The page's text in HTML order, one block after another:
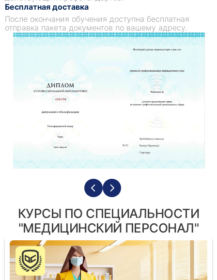
Бесплатная доставка
После окончания обучения доступна бесплатная
отправка пакета документов по вашему адресу.
КУРСЫ ПО СПЕЦИАЛЬНОСТИ
"МЕДИЦИНСКИЙ ПЕРСОНАЛ"